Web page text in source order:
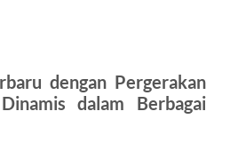
dengan Pergerakan
dalam Berbagai